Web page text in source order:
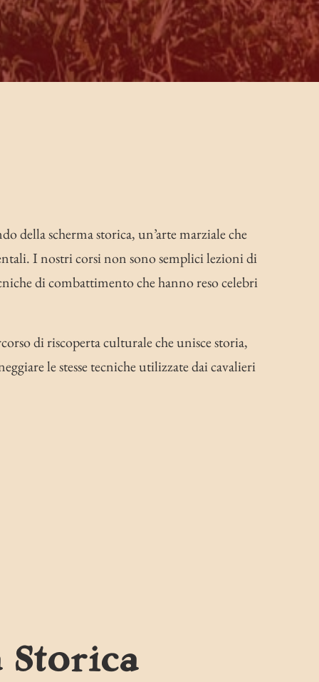
della scherma storica, un’arte marziale che
I nostri corsi non sono semplici lezioni di
di combattimento che hanno reso celebri
di riscoperta culturale che unisce storia,
le stesse tecniche utilizzate dai cavalieri